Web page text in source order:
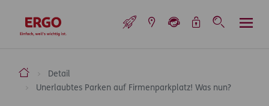
zur Startseite
ERGO Versicherung Aktiengesellschaft
Detail
Unerlaubtes Parken auf Firmenparkplatz! Was nun?